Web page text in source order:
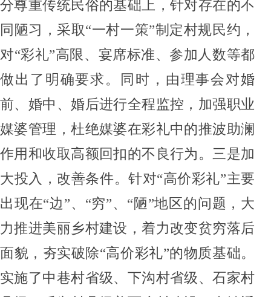
分尊重传统民俗的基础上，针对存在的不
同陋习，采取“一村一策”制定村规民约 ，
对“彩礼”高限 、 宴席标准、参加人数等都
做出了明确要求。
同时，由理事会对婚
前、婚中、婚后进行全程监控，加强职业
媒婆管理，杜绝媒婆在彩礼中的推波助澜
作用和收取高额回扣的不良行为。 三是加
大投入， 改善条件。针对“高价彩礼”主要
出现在“边”、“穷”、 “陋”地区的问题，大
力推进美丽乡村建设，着力改变贫穷落后
面貌，夯实破除“高价彩礼”的物质基础。
实施了中巷村省级、下沟村省级、石家村